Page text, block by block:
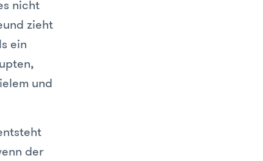
nicht
zieht
ein
und
der